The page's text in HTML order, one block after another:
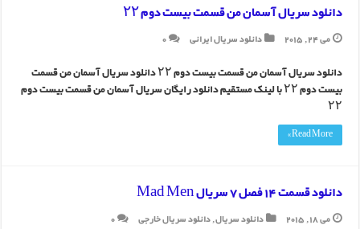
دانلود ویدیو مراسم افتتاحیه لیگ قهرمانان اروپا
دانلود سریال آسمان من قسمت بیست دوم ۲۲
می 24, 2015 دانلود سریال ایرانی 0
دانلود سریال آسمان من قسمت بیست دوم ۲۲ دانلود سریال آسمان من قسمت
بیست دوم ۲۲ با لینک مستقیم دانلود رایگان سریال آسمان من قسمت بیست دوم
۲۲
Read More »
دانلود قسمت 14 فصل 7 سریال Mad Men
می 18, 2015 دانلود سریال,دانلود سریال خارجی 0